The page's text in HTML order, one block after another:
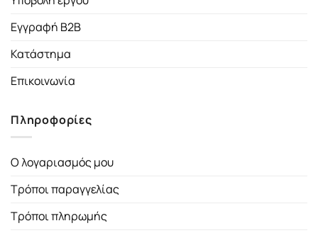
Εγγραφή B2B
Κατάστημα
Επικοινωνία
Πληροφορίες
Ο λογαριασμός μου
Τρόποι παραγγελίας
Τρόποι πληρωμής